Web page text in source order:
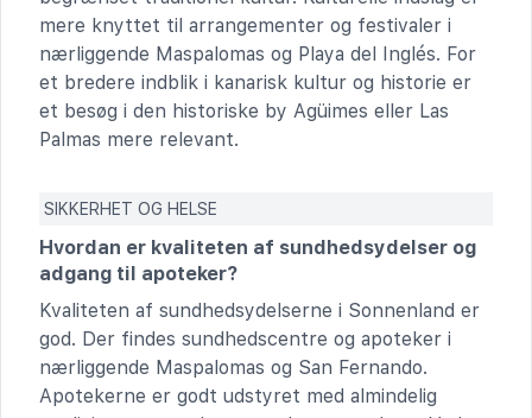
mere knyttet til arrangementer og festivaler i
nærliggende Maspalomas og Playa del Inglés. For
et bredere indblik i kanarisk kultur og historie er
et besøg i den historiske by Agüimes eller Las
Palmas mere relevant.
SIKKERHET OG HELSE
Hvordan er kvaliteten af sundhedsydelser og
adgang til apoteker?
Kvaliteten af sundhedsydelserne i Sonnenland er
god. Der findes sundhedscentre og apoteker i
nærliggende Maspalomas og San Fernando.
Apotekerne er godt udstyret med almindelig